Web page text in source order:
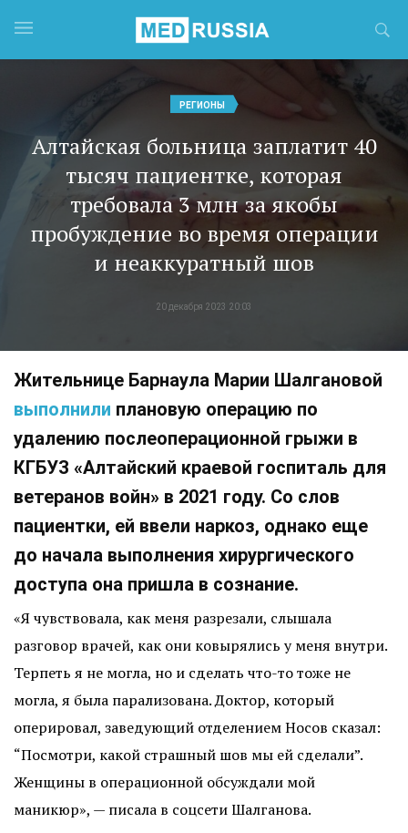
РЕГИОНЫ
Алтайская больница заплатит 40
тысяч пациентке, которая
требовала 3 млн за якобы
пробуждение во время операции
и неаккуратный шов
20 декабря 2023 20:03
Жительнице Барнаула Марии Шалгановой
выполнили плановую операцию по
удалению послеоперационной грыжи в
КГБУЗ «Алтайский краевой госпиталь для
ветеранов войн» в 2021 году. Со слов
пациентки, ей ввели наркоз, однако еще
до начала выполнения хирургического
доступа она пришла в сознание.
«Я чувствовала, как меня разрезали, слышала
разговор врачей, как они ковырялись у меня внутри.
Терпеть я не могла, но и сделать что-то тоже не
могла, я была парализована. Доктор, который
оперировал, заведующий отделением Носов сказал:
“Посмотри, какой страшный шов мы ей сделали”.
Женщины в операционной обсуждали мой
маникюр», — писала в соцсети Шалганова.